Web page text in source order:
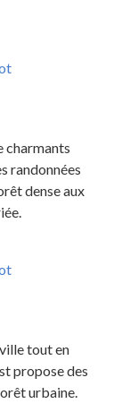
charmants
randonnées
dense aux
tout en
propose des
urbaine.